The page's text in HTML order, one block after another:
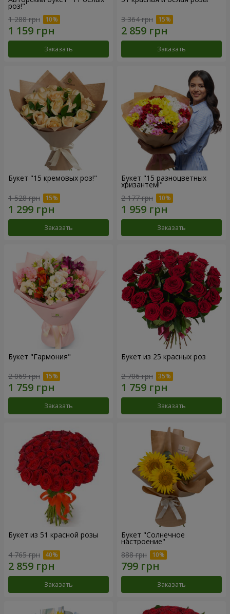
роз!"
1 288 грн
Заказать
3 364 грн
Заказать
Букет "15 кремовых роз!"
1 528 грн
Заказать
Букет "15 разноцветных
хризантем!"
2 177 грн
Заказать
Букет "Гармония"
2 069 грн
Заказать
Букет из 25 красных роз
2 706 грн
Заказать
Букет из 51 красной розы
4 765 грн
Заказать
Букет "Солнечное
настроение"
888 грн
Заказать